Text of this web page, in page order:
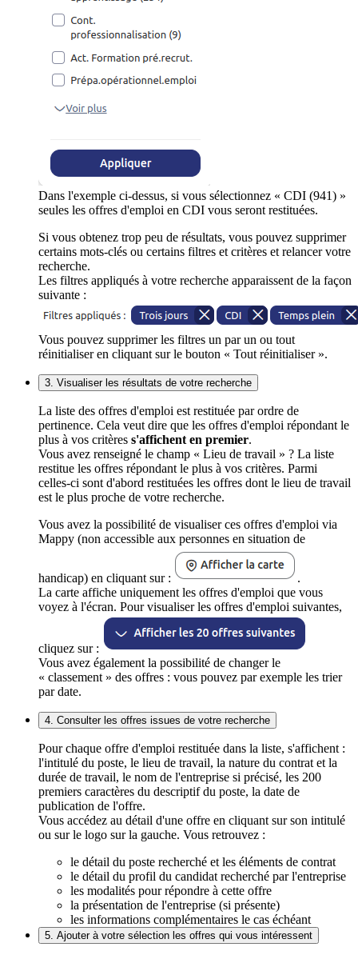
Dans l'exemple ci-dessus, si vous sélectionnez « CDI (941) »
seules les offres d'emploi en CDI vous seront restituées.
Si vous obtenez trop peu de résultats, vous pouvez supprimer
certains mots-clés ou certains filtres et critères et relancer votre
recherche.
Les filtres appliqués à votre recherche apparaissent de la façon
suivante :
Vous pouvez supprimer les filtres un par un ou tout
réinitialiser en cliquant sur le bouton « Tout réinitialiser ».
3. Visualiser les résultats de votre recherche
La liste des offres d'emploi est restituée par ordre de
pertinence. Cela veut dire que les offres d'emploi répondant le
plus à vos critères s'affichent en premier.
Vous avez renseigné le champ « Lieu de travail » ? La liste
restitue les offres répondant le plus à vos critères. Parmi
celles-ci sont d'abord restituées les offres dont le lieu de travail
est le plus proche de votre recherche.
Vous avez la possibilité de visualiser ces offres d'emploi via
Mappy (non accessible aux personnes en situation de
handicap) en cliquant sur :
.
La carte affiche uniquement les offres d'emploi que vous
voyez à l'écran. Pour visualiser les offres d'emploi suivantes,
cliquez sur :
Vous avez également la possibilité de changer le
« classement » des offres : vous pouvez par exemple les trier
par date.
4. Consulter les offres issues de votre recherche
Pour chaque offre d'emploi restituée dans la liste, s'affichent :
l'intitulé du poste, le lieu de travail, la nature du contrat et la
durée de travail, le nom de l'entreprise si précisé, les 200
premiers caractères du descriptif du poste, la date de
publication de l'offre.
Vous accédez au détail d'une offre en cliquant sur son intitulé
ou sur le logo sur la gauche. Vous retrouvez :
le détail du poste recherché et les éléments de contrat
le détail du profil du candidat recherché par l'entreprise
les modalités pour répondre à cette offre
la présentation de l'entreprise (si présente)
les informations complémentaires le cas échéant
5. Ajouter à votre sélection les offres qui vous intéressent